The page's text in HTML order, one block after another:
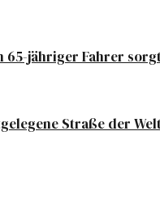
65-jähriger Fahrer
Straße der